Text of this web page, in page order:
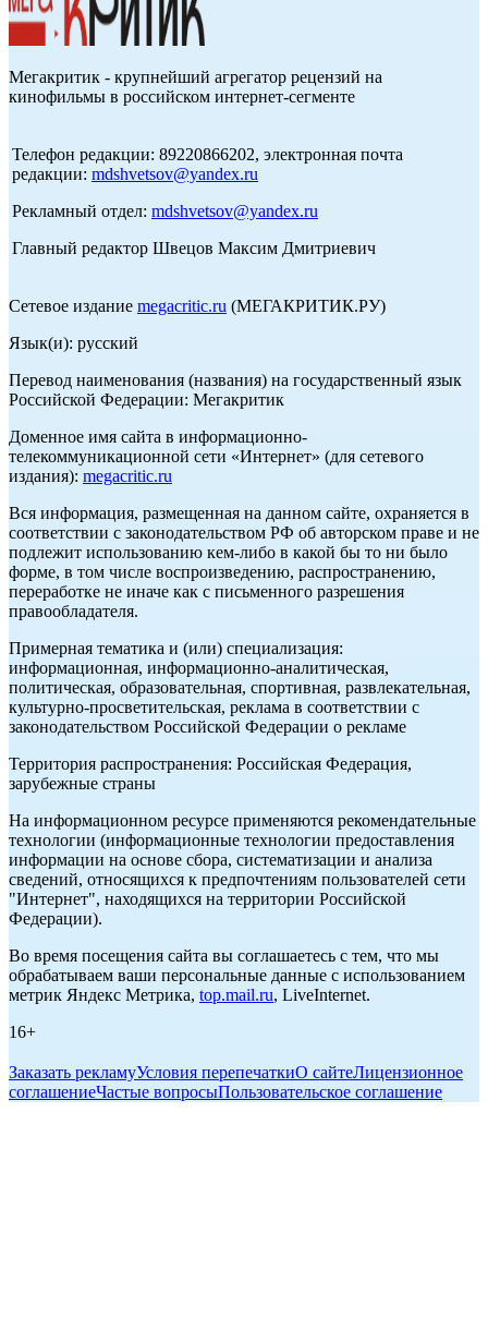
Мегакритик - крупнейший агрегатор рецензий на
кинофильмы в российском интернет-сегменте
Телефон редакции: 89220866202, электронная почта
редакции: mdshvetsov@yandex.ru
Рекламный отдел: mdshvetsov@yandex.ru
Главный редактор Швецов Максим Дмитриевич
Сетевое издание megacritic.ru (МЕГАКРИТИК.РУ)
Язык(и): русский
Перевод наименования (названия) на государственный язык
Российской Федерации: Мегакритик
Доменное имя сайта в информационно-
телекоммуникационной сети «Интернет» (для сетевого
издания): megacritic.ru
Вся информация, размещенная на данном сайте, охраняется в
соответствии с законодательством РФ об авторском праве и не
подлежит использованию кем-либо в какой бы то ни было
форме, в том числе воспроизведению, распространению,
переработке не иначе как с письменного разрешения
правообладателя.
Примерная тематика и (или) специализация:
информационная, информационно-аналитическая,
политическая, образовательная, спортивная, развлекательная,
культурно-просветительская, реклама в соответствии с
законодательством Российской Федерации о рекламе
Территория распространения: Российская Федерация,
зарубежные страны
На информационном ресурсе применяются рекомендательные
технологии (информационные технологии предоставления
информации на основе сбора, систематизации и анализа
сведений, относящихся к предпочтениям пользователей сети
"Интернет", находящихся на территории Российской
Федерации).
Во время посещения сайта вы соглашаетесь с тем, что мы
обрабатываем ваши персональные данные с использованием
метрик Яндекс Метрика, top.mail.ru, LiveInternet.
16+
Заказать рекламуУсловия перепечаткиО сайтеЛицензионное
соглашениеЧастые вопросыПользовательское соглашение